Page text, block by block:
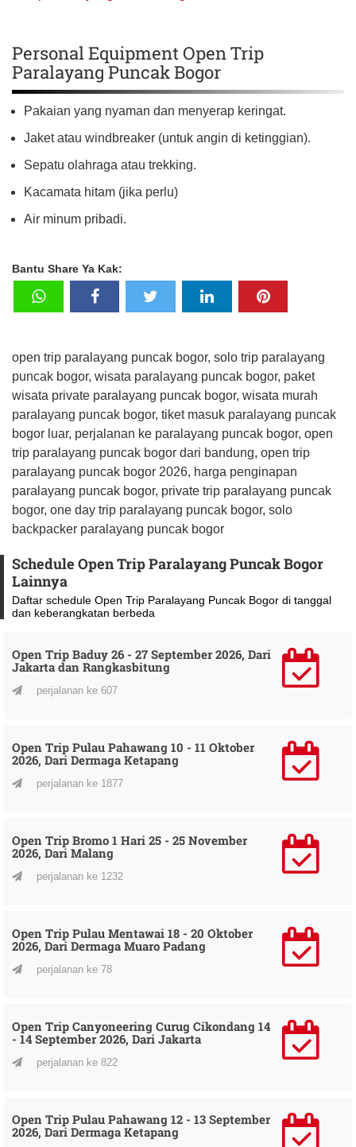
Personal Equipment Open Trip
Paralayang Puncak Bogor
Pakaian yang nyaman dan menyerap keringat.
Jaket atau windbreaker (untuk angin di ketinggian).
Sepatu olahraga atau trekking.
Kacamata hitam (jika perlu)
Air minum pribadi.
Bantu Share Ya Kak:
open trip paralayang puncak bogor, solo trip paralayang
puncak bogor, wisata paralayang puncak bogor, paket
wisata private paralayang puncak bogor, wisata murah
paralayang puncak bogor, tiket masuk paralayang puncak
bogor luar, perjalanan ke paralayang puncak bogor, open
trip paralayang puncak bogor dari bandung, open trip
paralayang puncak bogor 2026, harga penginapan
paralayang puncak bogor, private trip paralayang puncak
bogor, one day trip paralayang puncak bogor, solo
backpacker paralayang puncak bogor
Schedule Open Trip Paralayang Puncak Bogor
Lainnya
Daftar schedule Open Trip Paralayang Puncak Bogor di tanggal
dan keberangkatan berbeda
Open Trip Baduy 26 - 27 September 2026, Dari
Jakarta dan Rangkasbitung
perjalanan ke 607
Open Trip Pulau Pahawang 10 - 11 Oktober
2026, Dari Dermaga Ketapang
perjalanan ke 1877
Open Trip Bromo 1 Hari 25 - 25 November
2026, Dari Malang
perjalanan ke 1232
Open Trip Pulau Mentawai 18 - 20 Oktober
2026, Dari Dermaga Muaro Padang
perjalanan ke 78
Open Trip Canyoneering Curug Cikondang 14
- 14 September 2026, Dari Jakarta
perjalanan ke 822
Open Trip Pulau Pahawang 12 - 13 September
2026, Dari Dermaga Ketapang